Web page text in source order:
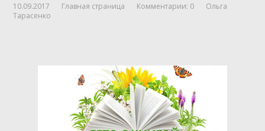
10.09.2017 Главная страница Комментарии: 0
Ольга
Тарасенко